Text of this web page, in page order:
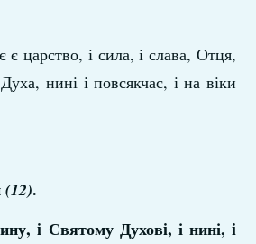
є царство, і сила, і слава, Отця,
нині і повсякчас, і на віки
(12).
i Святому Духовi, і нині, i